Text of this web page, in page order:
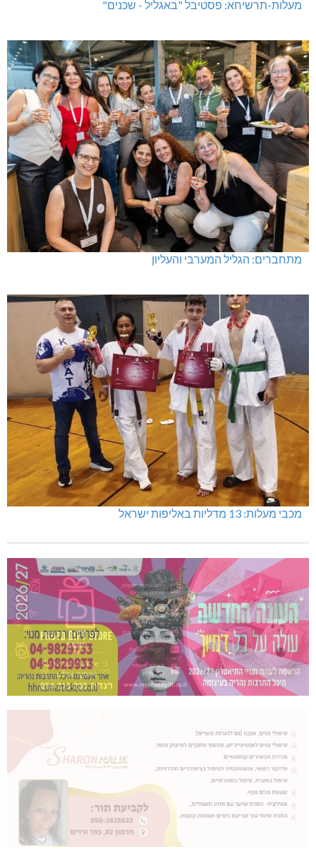
מעלות-תרשיחא: פסטיבל "באגליל - שכנים"
מתחברים: הגליל המערבי והעליון
מכבי מעלות: 13 מדליות באליפות ישראל